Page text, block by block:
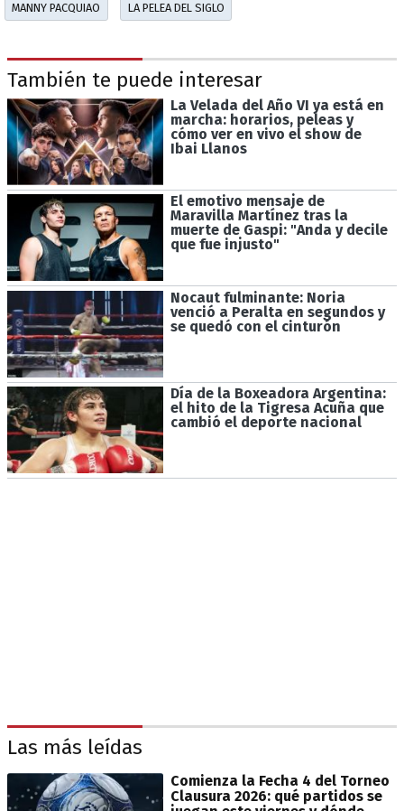
MANNY PACQUIAO LA PELEA DEL SIGLO
También te puede interesar
La Velada del Año VI ya está en
marcha: horarios, peleas y
cómo ver en vivo el show de
Ibai Llanos
El emotivo mensaje de
Maravilla Martínez tras la
muerte de Gaspi: "Anda y decile
que fue injusto"
Nocaut fulminante: Noria
venció a Peralta en segundos y
se quedó con el cinturón
Día de la Boxeadora Argentina:
el hito de la Tigresa Acuña que
cambió el deporte nacional
Las más leídas
Comienza la Fecha 4 del Torneo
Clausura 2026: qué partidos se